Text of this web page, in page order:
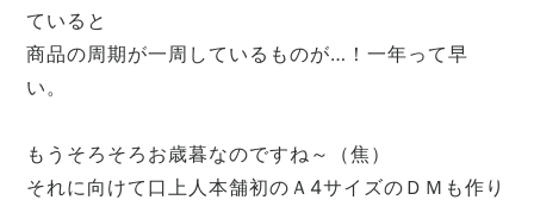
ていると
商品の周期が一周しているものが…！一年って早
い。
もうそろそろお歳暮なのですね～（焦）
それに向けて口上人本舗初のＡ4サイズのＤＭも作り